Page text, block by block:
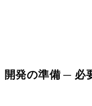
開発の準備 ─ 必